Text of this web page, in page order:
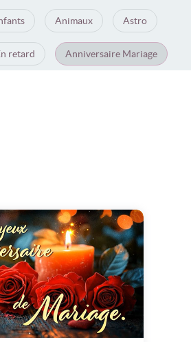
Animaux Astro
retard Anniversaire Mariage